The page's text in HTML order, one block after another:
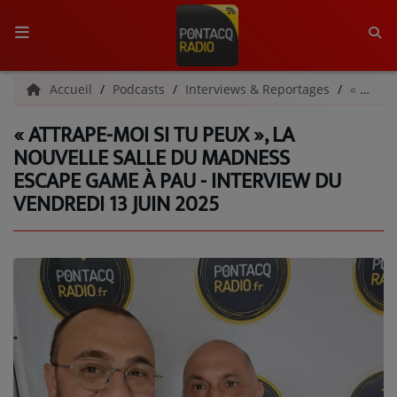
ACCUEIL
RADIO
QUI SOMMES-NOUS ?
L'ÉQUIPE
C'ÉTAIT QUOI CE TITRE ?
MÉDIAS
PODCASTS - SAISON 2026/2027
Accueil Podcasts Interviews & Reportages « Attrape-moi si tu peux », la nouvelle salle du Madness Escape Game à Pau - Interview du vendredi 13 juin 2025
« ATTRAPE-MOI SI TU PEUX », LA
NOUVELLE SALLE DU MADNESS
ESCAPE GAME À PAU - INTERVIEW DU
VENDREDI 13 JUIN 2025